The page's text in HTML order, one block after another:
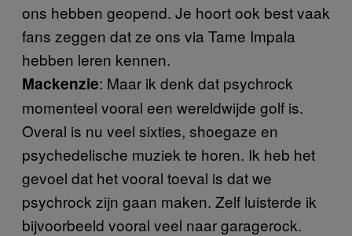
ons hebben geopend. Je hoort ook best vaak
fans zeggen dat ze ons via Tame Impala
hebben leren kennen.
Mackenzie: Maar ik denk dat psychrock
momenteel vooral een wereldwijde golf is.
Overal is nu veel sixties, shoegaze en
psychedelische muziek te horen. Ik heb het
gevoel dat het vooral toeval is dat we
psychrock zijn gaan maken. Zelf luisterde ik
bijvoorbeeld vooral veel naar garagerock.